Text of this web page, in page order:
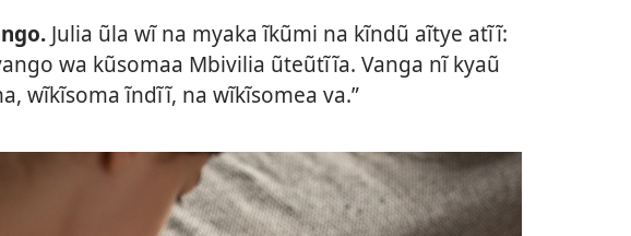
Julia ũla wĩ na myaka ĩkũmi na kĩndũ aĩtye atĩĩ:
wa kũsomaa Mbivilia ũteũtĩĩa. Vanga nĩ kyaũ
wĩkĩsoma ĩndĩĩ, na wĩkĩsomea va.”